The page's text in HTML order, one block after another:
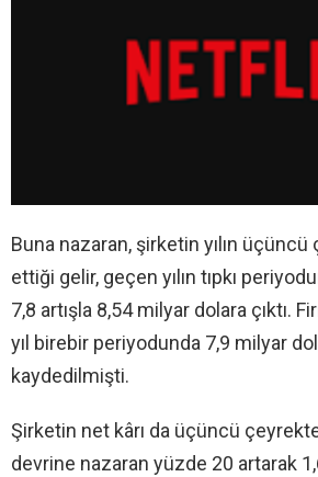
Buna nazaran, şirketin yılın
ettiği gelir, geçen yılın tıpkı
7,8 artışla 8,54 milyar dolara çıktı.
yıl birebir periyodunda 7,9 milyar
kaydedilmişti.
Şirketin net kârı da üçüncü
devrine nazaran yüzde 20 artarak